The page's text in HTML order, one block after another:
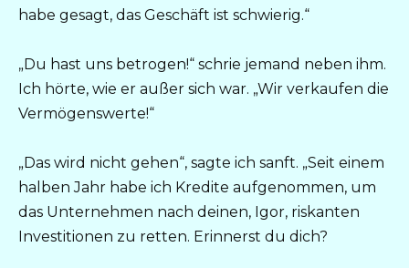
habe gesagt, das Geschäft ist schwierig.“
„Du hast uns betrogen!“ schrie jemand neben ihm.
Ich hörte, wie er außer sich war. „Wir verkaufen die
Vermögenswerte!“
„Das wird nicht gehen“, sagte ich sanft. „Seit einem
halben Jahr habe ich Kredite aufgenommen, um
das Unternehmen nach deinen, Igor, riskanten
Investitionen zu retten. Erinnerst du dich?